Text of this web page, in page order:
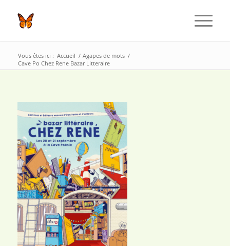
Vous êtes ici : Accueil / Agapes de mots /
Cave Po Chez Rene Bazar Litteraire